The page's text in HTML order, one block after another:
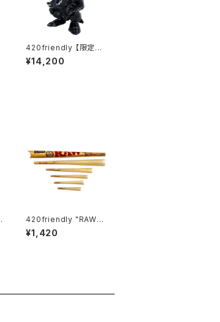
420friendly 【限定コ
レクション】Alien Xen
omorph Bong - PVC
¥14,200
420friendly "RAW"
Classic 5 Stage RA
Wket Pack（ロウ クラ
¥1,420